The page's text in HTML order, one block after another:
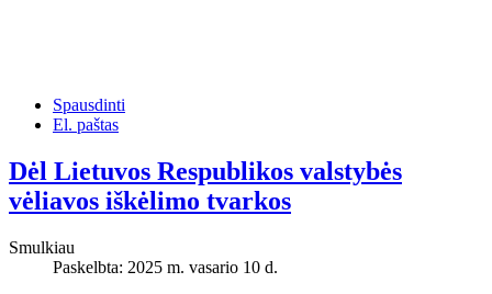
Spausdinti
El. paštas
Dėl Lietuvos Respublikos valstybės
vėliavos iškėlimo tvarkos
Smulkiau
Paskelbta: 2025 m. vasario 10 d.